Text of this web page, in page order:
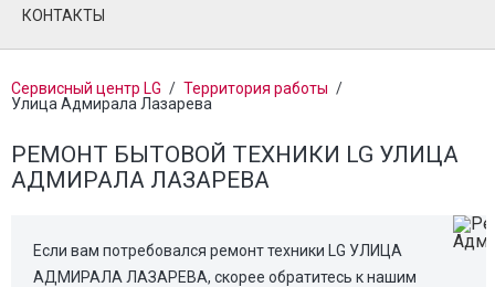
КОНТАКТЫ
Сервисный центр LG / Территория работы /
Улица Адмирала Лазарева
РЕМОНТ БЫТОВОЙ ТЕХНИКИ LG УЛИЦА
АДМИРАЛА ЛАЗАРЕВА
Если вам потребовался ремонт техники LG УЛИЦА
АДМИРАЛА ЛАЗАРЕВА, скорее обратитесь к нашим